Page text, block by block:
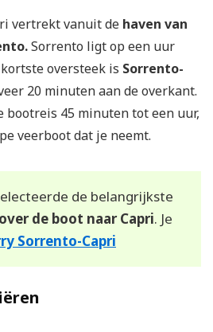
vertrekt vanuit de haven van
Sorrento ligt op een uur
oversteek is Sorrento-
20 minuten aan de overkant.
bootreis 45 minuten tot een uur,
veerboot dat je neemt.
de belangrijkste
de boot naar Capri. Je
Sorrento-Capri